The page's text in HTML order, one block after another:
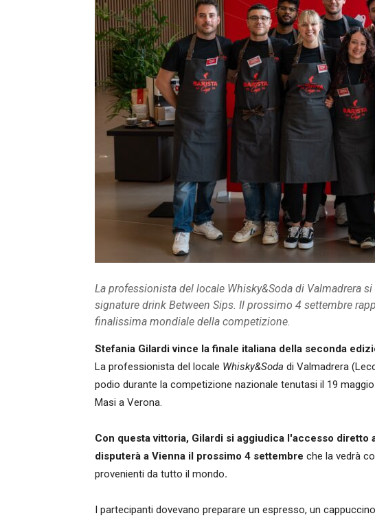
La professionista del locale Whisky&Soda di Valmadrera
signature drink Between Sips. Il prossimo 4 settembre
finalissima mondiale della competizione.
Stefania Gilardi vince la finale italiana della seconda
La professionista del locale Whisky&Soda di Valmadrera
podio durante la competizione nazionale tenutasi il 19
Masi a Verona.
Con questa vittoria, Gilardi si aggiudica l'accesso diretto
disputerà a Vienna il prossimo 4 settembre che la vedrà
provenienti da tutto il mondo.
I partecipanti dovevano preparare un espresso, un